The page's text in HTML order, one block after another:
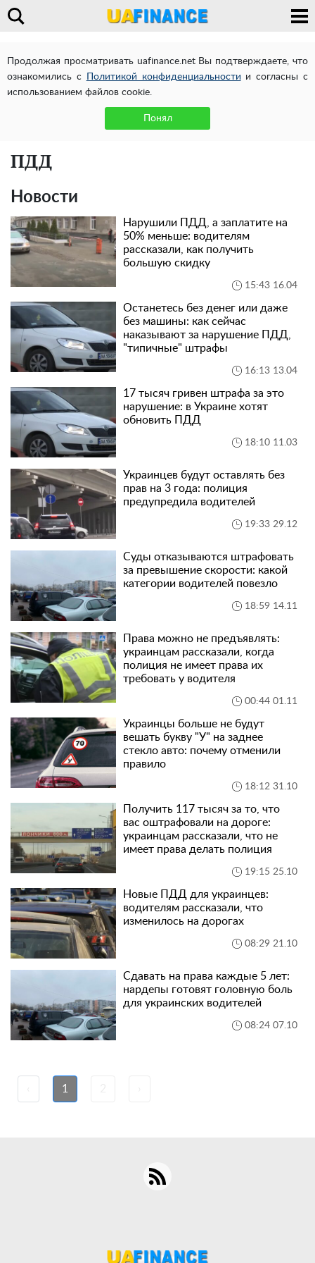
Продолжая просматривать uafinance.net Вы подтверждаете, что
ознакомились с
Политикой конфиденциальности и согласны с
использованием файлов cookie.
Понял
ПДД
Новости
Нарушили ПДД, а заплатите на
50% меньше: водителям
рассказали, как получить
большую скидку
15:43 16.04
Останетесь без денег или даже
без машины: как сейчас
наказывают за нарушение ПДД,
"типичные" штрафы
16:13 13.04
17 тысяч гривен штрафа за это
нарушение: в Украине хотят
обновить ПДД
18:10 11.03
Украинцев будут оставлять без
прав на 3 года: полиция
предупредила водителей
19:33 29.12
Суды отказываются штрафовать
за превышение скорости: какой
категории водителей повезло
18:59 14.11
Права можно не предъявлять:
украинцам рассказали, когда
полиция не имеет права их
требовать у водителя
00:44 01.11
Украинцы больше не будут
вешать букву "У" на заднее
стекло авто: почему отменили
правило
18:12 31.10
Получить 117 тысяч за то, что
вас оштрафовали на дороге:
украинцам рассказали, что не
имеет права делать полиция
19:15 25.10
Новые ПДД для украинцев:
водителям рассказали, что
изменилось на дорогах
08:29 21.10
Сдавать на права каждые 5 лет:
нардепы готовят головную боль
для украинских водителей
08:24 07.10
1